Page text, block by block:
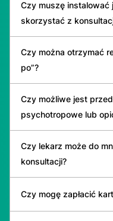
Czy muszę instalować
skorzystać z
Czy można otrzymać
po”?
Czy możliwe jest
psychotropowe lub
Czy lekarz może do
konsultacji?
Czy mogę zapłacić